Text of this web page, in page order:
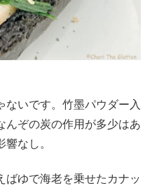
ないです。竹墨パウダー入
んぞの炭の作用が多少はあ
なし。
ゆで海老を乗せたカナッ